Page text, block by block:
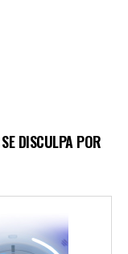
DISCULPA POR